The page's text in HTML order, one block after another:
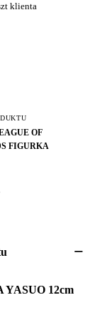
klienta
OF
FIGURKA
12cm